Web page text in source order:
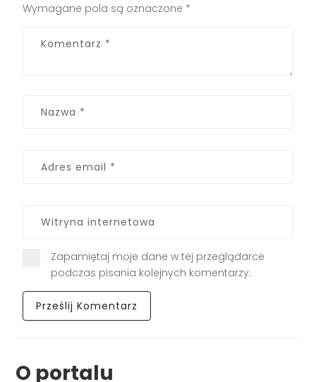
Wymagane pola są oznaczone *
Zapamiętaj moje dane w tej przeglądarce
podczas pisania kolejnych komentarzy.
O portalu